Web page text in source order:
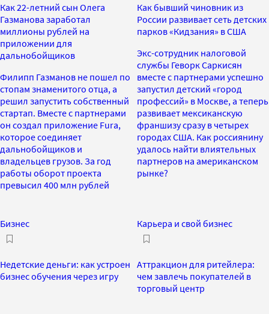
Как 22-летний сын Олега
Газманова заработал
миллионы рублей на
приложении для
дальнобойщиков
Филипп Газманов не пошел по
стопам знаменитого отца, а
решил запустить собственный
стартап. Вместе с партнерами
он создал приложение Fura,
которое соединяет
дальнобойщиков и
владельцев грузов. За год
работы оборот проекта
превысил 400 млн рублей
Как бывший чиновник из
России развивает сеть детских
парков «Кидзания» в США
Экс-сотрудник налоговой
службы Геворк Саркисян
вместе с партнерами успешно
запустил детский «город
профессий» в Москве, а теперь
развивает мексиканскую
франшизу сразу в четырех
городах США. Как россиянину
удалось найти влиятельных
партнеров на американском
рынке?
Бизнес
Недетские деньги: как устроен
бизнес обучения через игру
Карьера и свой бизнес
Аттракцион для ритейлера:
чем завлечь покупателей в
торговый центр